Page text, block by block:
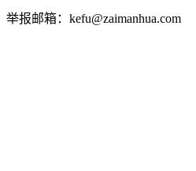
举报邮箱：kefu@zaimanhua.com